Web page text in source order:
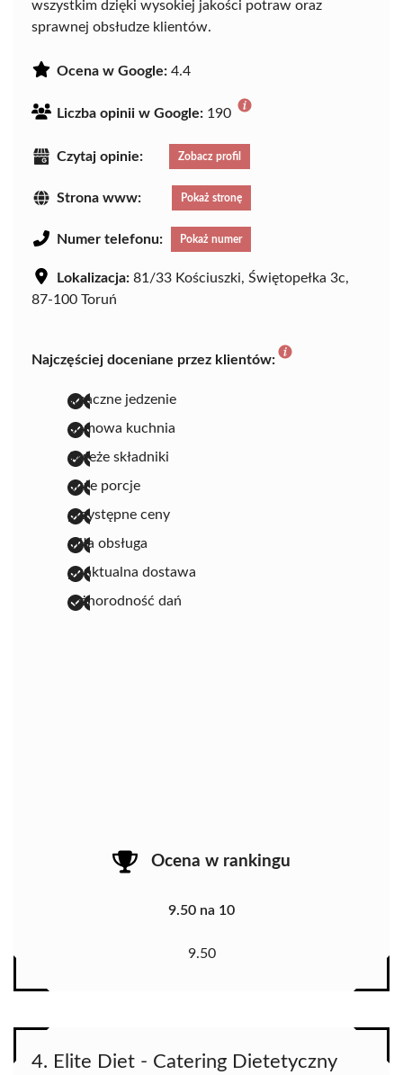
wszystkim dzięki wysokiej jakości potraw oraz
sprawnej obsłudze klientów.
Ocena w Google: 4.4
Liczba opinii w Google: 190
Czytaj opinie: Zobacz profil
Strona www: Pokaż stronę
Numer telefonu: Pokaż numer
Lokalizacja: 81/33 Kościuszki, Świętopełka 3c,
87-100 Toruń
Najczęściej doceniane przez klientów:
smaczne jedzenie
domowa kuchnia
świeże składniki
duże porcje
przystępne ceny
miła obsługa
punktualna dostawa
różnorodność dań
Ocena w rankingu
9.50 na 10
9.50
4. Elite Diet - Catering Dietetyczny